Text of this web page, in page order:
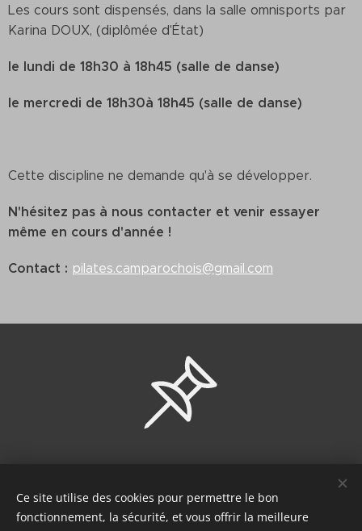
Les cours sont dispensés, dans la salle omnisports par
Karina DOUX, (diplômée d'État)
le lundi de 18h30 à 18h45 (salle de danse)
le mercredi de 18h30à 18h45 (salle de danse)
Cette discipline ne demande qu'à se développer.
N'hésitez pas à nous contacter et venir essayer
même en cours d'année !
Contact : pilates.camparochois@gmail.com
Par mail :pilates.camparochois@gmail.com
Ce site utilise des cookies pour permettre le bon
fonctionnement, la sécurité, et vous offrir la meilleure